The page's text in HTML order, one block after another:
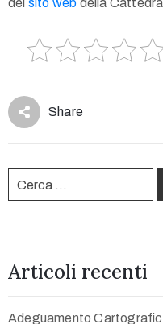
ofdel sito web della
Share
Articoli recenti
Adeguamento